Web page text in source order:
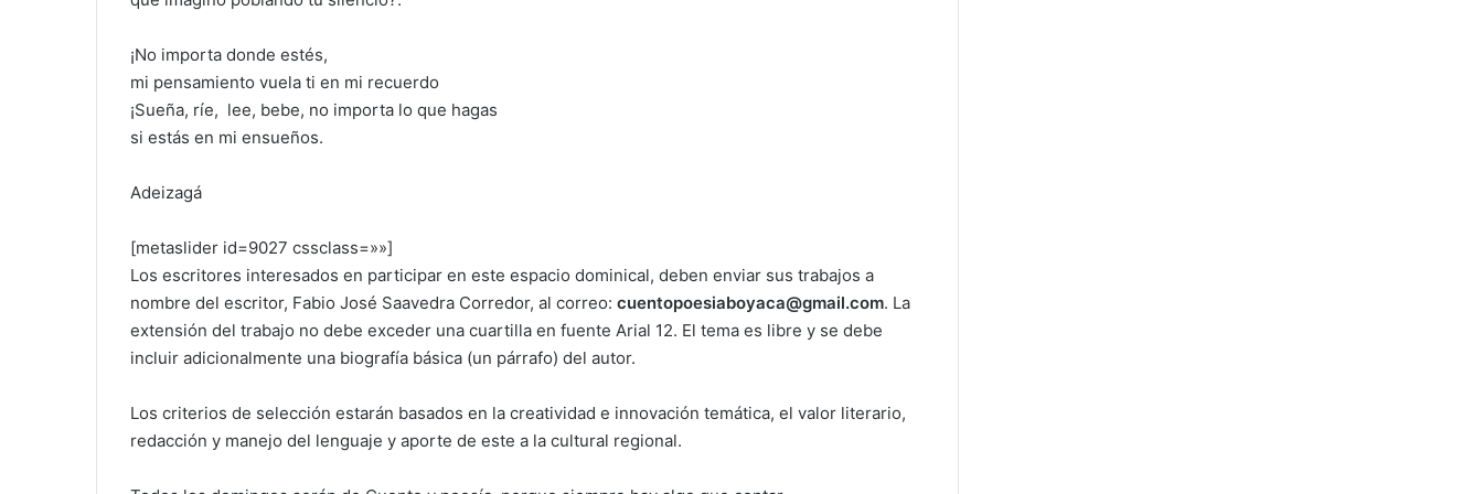
¡No importa donde estés,
mi pensamiento vuela ti en mi recuerdo
¡Sueña, ríe, lee, bebe, no importa lo que hagas
si estás en mi ensueños.
Adeizagá
[metaslider id=9027 cssclass=»»]
Los escritores interesados en participar en este espacio dominical, deben enviar sus trabajos a
nombre del escritor, Fabio José Saavedra Corredor, al correo: cuentopoesiaboyaca@gmail.com. La
extensión del trabajo no debe exceder una cuartilla en fuente Arial 12. El tema es libre y se debe
incluir adicionalmente una biografía básica (un párrafo) del autor.
Los criterios de selección estarán basados en la creatividad e innovación temática, el valor literario,
redacción y manejo del lenguaje y aporte de este a la cultural regional.